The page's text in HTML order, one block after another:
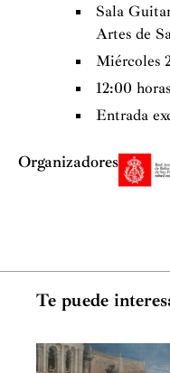
Sala
Artes de
Miércoles
12:00 horas
Entrada
Organizadores
Te puede